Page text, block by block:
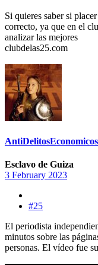
Si quieres saber si
correcto, ya que en el
analizar las mejores
clubdelas25.com
AntiDelitosEconomicos
Esclavo de Guiza
3 February 2023
#25
El periodista
minutos sobre las
personas. El vídeo fue